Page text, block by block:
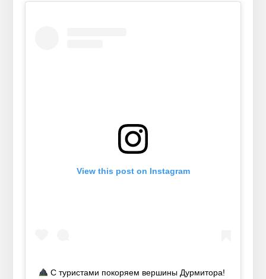
View this post on Instagram
С туристами покоряем вершины Дурмитора!